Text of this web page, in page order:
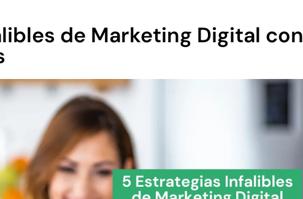
de Marketing Digital con